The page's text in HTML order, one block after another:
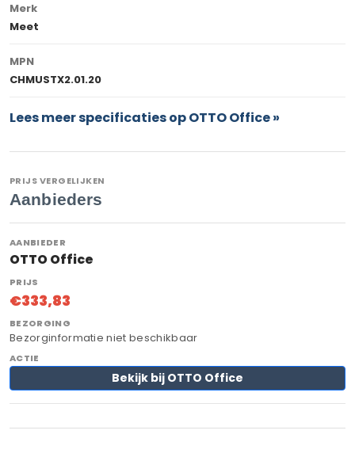
Merk
Meet
MPN
CHMUSTX2.01.20
Lees meer specificaties op OTTO Office »
PRIJS VERGELIJKEN
Aanbieders
OTTO Office
€333,83
Bezorginformatie niet beschikbaar
Bekijk bij OTTO Office